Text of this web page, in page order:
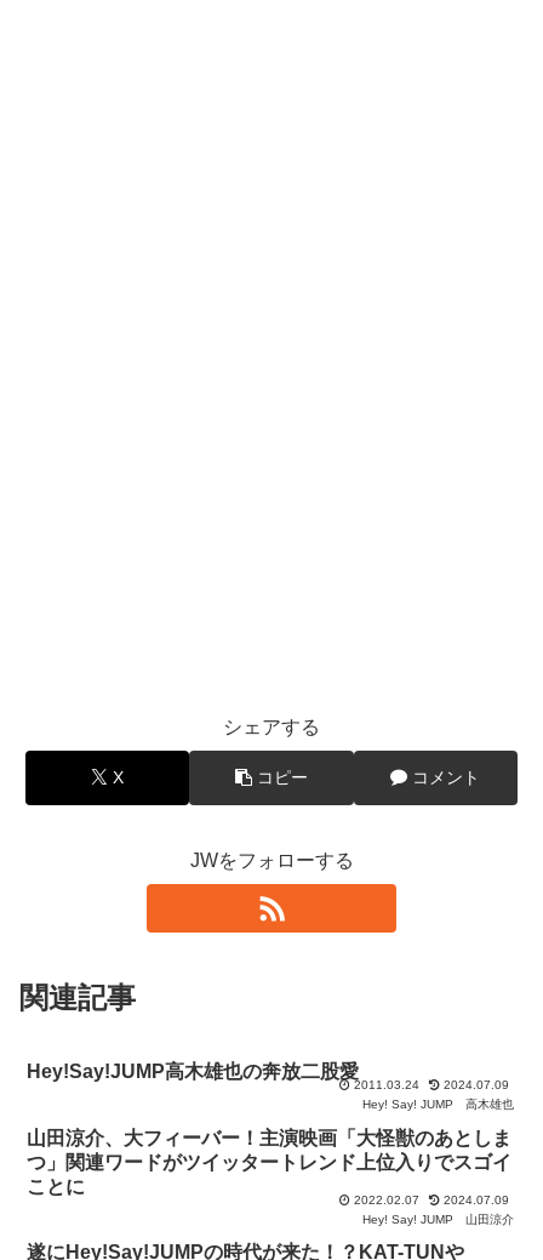
シェアする
X コピー コメント
JWをフォローする
関連記事
Hey!Say!JUMP高木雄也の奔放二股愛
2011.03.24
2024.07.09
Hey! Say! JUMP
高木雄也
山田涼介、大フィーバー！主演映画「大怪獣のあとしま
つ」関連ワードがツイッタートレンド上位入りでスゴイ
ことに
2022.02.07
2024.07.09
Hey! Say! JUMP
山田涼介
遂にHey!Say!JUMPの時代が来た！？KAT-TUNや